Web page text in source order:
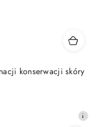
konserwacji skóry